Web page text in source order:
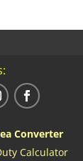
Converter
Calculator